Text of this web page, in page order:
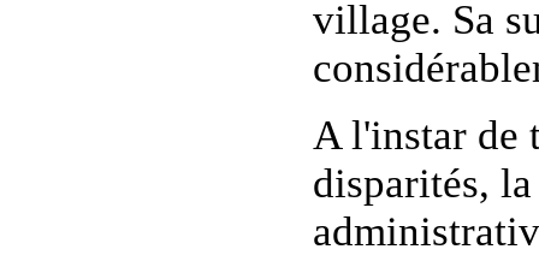
village. Sa
A l'instar de
disparités,